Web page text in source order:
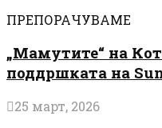
ПРЕПОРАЧУВАМЕ
„Мамутите“ на
поддршката на
25 март, 2026